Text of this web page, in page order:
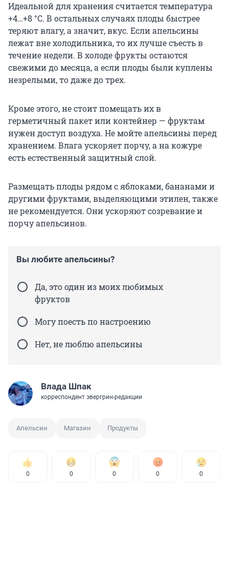
Идеальной для хранения считается температура
+4…+8 °C. В остальных случаях плоды быстрее
теряют влагу, а значит, вкус. Если апельсины
лежат вне холодильника, то их лучше съесть в
течение недели. В холоде фрукты остаются
свежими до месяца, а если плоды были куплены
незрелыми, то даже до трех.
Кроме этого, не стоит помещать их в
герметичный пакет или контейнер — фруктам
нужен доступ воздуха. Не мойте апельсины перед
хранением. Влага ускоряет порчу, а на кожуре
есть естественный защитный слой.
Размещать плоды рядом с яблоками, бананами и
другими фруктами, выделяющими этилен, также
не рекомендуется. Они ускоряют созревание и
порчу апельсинов.
Вы любите апельсины?
Да, это один из моих любимых
фруктов
Могу поесть по настроению
Нет, не люблю апельсины
Влада Шпак
корреспондент эвергрин-редакции
Апельсин Магазин Продукты
0 0 0 0 0